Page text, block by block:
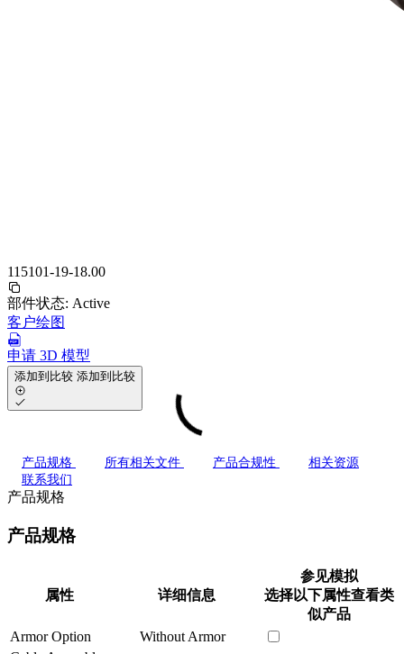
115101-19-18.00
部件状态: Active
客户绘图
申请 3D 模型
添加到比较 添加到比较
产品规格 所有相关文件 产品合规性
相关资源
联系我们
产品规格
产品规格
属性 详细信息
参见模拟
选择以下属性查看类
似产品
Armor Option
Without Armor